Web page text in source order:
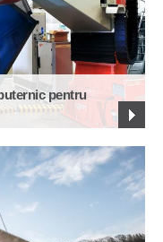
pentru